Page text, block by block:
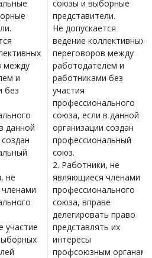
между
и
без
данной
не
участие
союзы и выборные
представители.
Не допускается
ведение коллективных
переговоров между
работодателем и
работниками без
участия
профессионального
союза, если в данной
организации создан
профессиональный
союз.
2. Работники, не
являющиеся членами
профессионального
союза, вправе
делегировать право
представлять их
интересы
профсоюзным органам